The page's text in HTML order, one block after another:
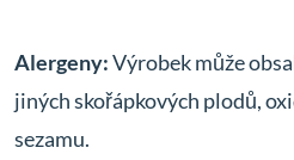
Alergeny:Výrobek může
jiných skořápkových plodů,
sezamu.